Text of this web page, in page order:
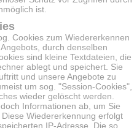
ist.
Cookies zum Wiedererkennen
durch denselben
sind kleine Textdateien, die
ablegt und speichert. Sie
und unsere Angebote zu
um sog. "Session-Cookies",
wieder gelöscht werden.
Informationen ab, um Sie
Wiedererkennung erfolgt
IP-Adresse. Die so